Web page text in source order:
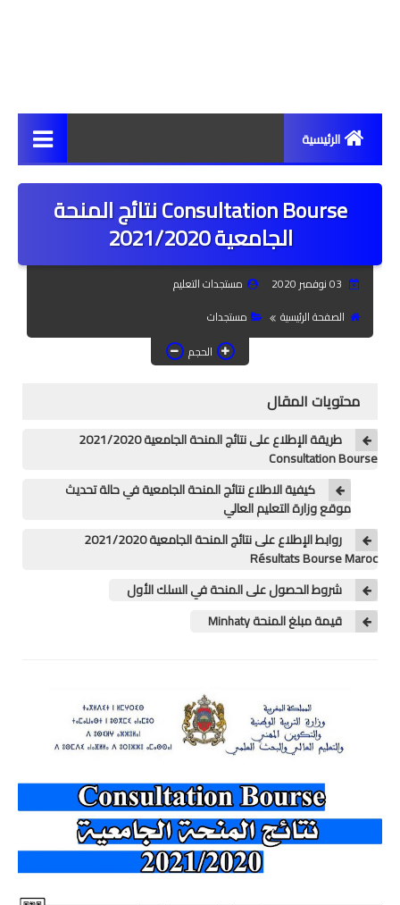
الرئيسية
مستجدات
أخبار
مراسلات ومذكرات
سبورة نقابية
خدمات CNOPS
خدمات MGEN
المستوى الثاني
المستوى الرابع
المستوى الخامس
Consultation Bourse نتائج المنحة
الجامعية 2021/2020
مستجدات التعليم
الصفحة الرئيسية
مستجدات
الحجم
محتويات المقال
طريقة الإطلاع على نتائج المنحة الجامعية 2021/2020
Consultation Bourse
كيفية الاطلاع نتائج المنحة الجامعية في حالة تحديث
موقع وزارة التعليم العالي
روابط الإطلاع على نتائج المنحة الجامعية 2021/2020
Résultats Bourse Maroc
شروط الحصول على المنحة في السلك الأول
قيمة مبلغ المنحة Minhaty